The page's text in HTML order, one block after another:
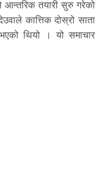
तयारी सुरु गरेको
कात्तिक दोस्रो साता
थियो । यो समाचार